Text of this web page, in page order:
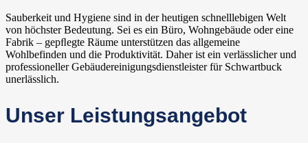
Sauberkeit und Hygiene sind in der heutigen schnelllebigen Welt
von höchster Bedeutung. Sei es ein Büro, Wohngebäude oder eine
Fabrik – gepﬂegte Räume unterstützen das allgemeine
Wohlbefinden und die Produktivität. Daher ist ein verlässlicher und
professioneller Gebäudereinigungsdienstleister für Schwartbuck
unerlässlich.
Unser Leistungsangebot